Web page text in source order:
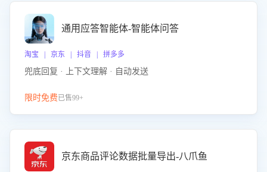
通用应答智能体-智能体问答
淘宝 | 京东 | 抖音 | 拼多多
兜底回复 · 上下文理解 · 自动发送
限时免费已售99+
京东商品评论数据批量导出-八爪鱼